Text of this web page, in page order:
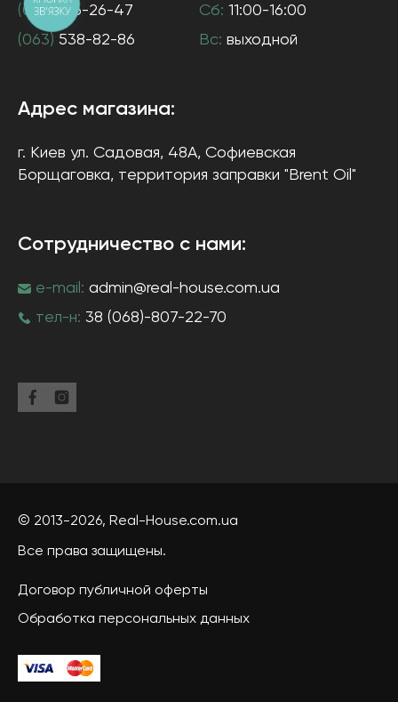
(097)916-26-47
(063) 538-82-86
Сб: 11:00-16:00
Вс: выходной
Адрес магазина:
г. Киев ул. Садовая, 48А, Софиевская
Борщаговка, территория заправки "Brent Oil"
Сотрудничество с нами:
e-mail: admin@real-house.com.ua
тел-н: 38 (068)-807-22-70
© 2013-2026, Real-House.com.ua
Все права защищены.
Договор публичной оферты
Обработка персональных данных
ЗВ'ЯЗКУ